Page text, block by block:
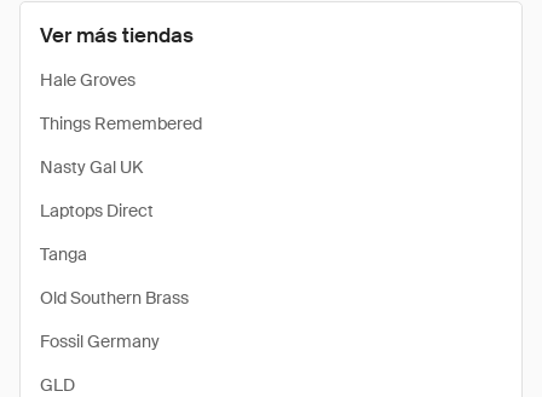
Ver más tiendas
Hale Groves
Things Remembered
Nasty Gal UK
Laptops Direct
Tanga
Old Southern Brass
Fossil Germany
GLD